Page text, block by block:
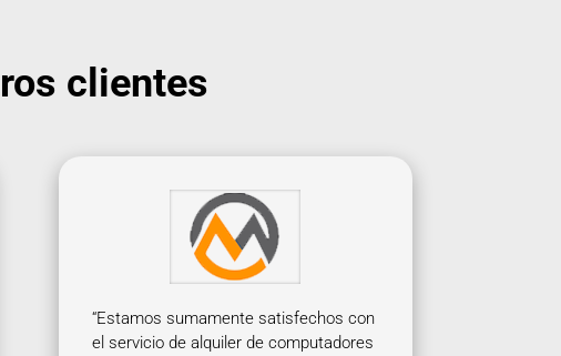
clientes
“Estamos sumamente satisfechos con
el servicio de alquiler de computadores